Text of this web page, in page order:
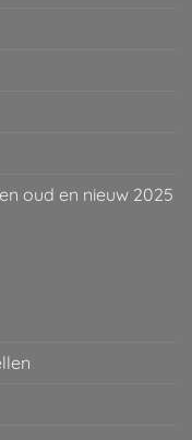
oud en nieuw 2025